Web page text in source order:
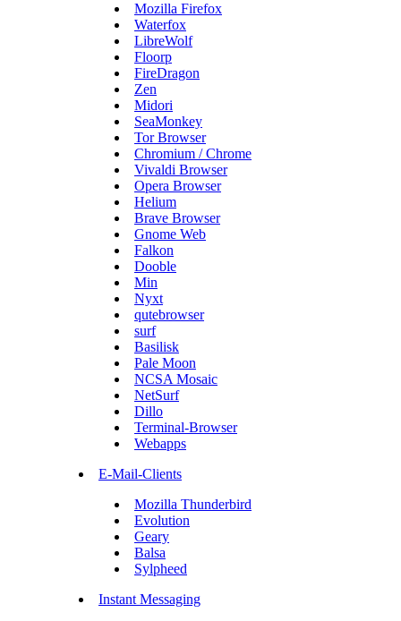
Mozilla Firefox
Waterfox
LibreWolf
Floorp
FireDragon
Zen
Midori
SeaMonkey
Tor Browser
Chromium / Chrome
Vivaldi Browser
Opera Browser
Helium
Brave Browser
Gnome Web
Falkon
Dooble
Min
Nyxt
qutebrowser
surf
Basilisk
Pale Moon
NCSA Mosaic
NetSurf
Dillo
Terminal-Browser
Webapps
E-Mail-Clients
Mozilla Thunderbird
Evolution
Geary
Balsa
Sylpheed
Instant Messaging